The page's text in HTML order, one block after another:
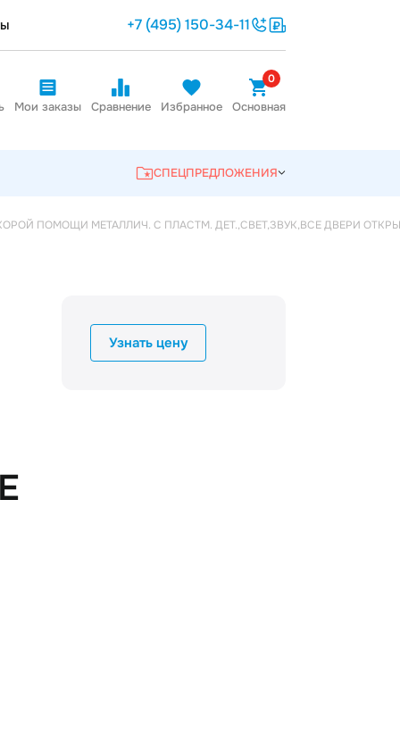
+7 (495) 150-34-11
Мои заказы Сравнение Избранное
0
Основная
СПЕЦПРЕДЛОЖЕНИЯ
ПОМОЩИ МЕТАЛЛИЧ. С ПЛАСТМ. ДЕТ.,СВЕТ,ЗВУК,ВСЕ ДВЕРИ
Узнать цену